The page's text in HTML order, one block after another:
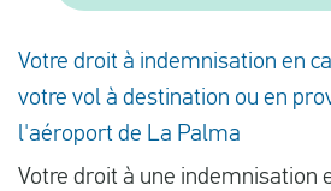
Votre droit à indemnisation en
votre vol à destination ou en
l'aéroport de La Palma
Votre droit à une indemnisation